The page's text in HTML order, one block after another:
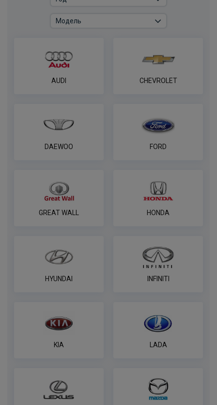
REESE
ПОД ЗАКАЗ ОТ 14 ДНЕЙ
по запросу
Универсальная электрика AvtoS к
по запросу
PROTECCSS с блоком согласования
Smart connect, комплект
ПОД ЗАКАЗ ОТ 14 ДНЕЙ
по запросу
Комплект к фаркопу PROTECCSS с
ПОД ЗАКАЗ ОТ 14 ДНЕЙ
по запросу
AUDI CHEVROLET
DAEWOO FORD
GREAT WALL HONDA
HYUNDAI INFINITI
KIA LADA